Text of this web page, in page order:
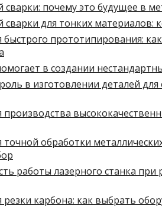
сварки: почему это будущее в
сварки для тонких материалов:
прототипирования:
в создании
в изготовлении деталей
производства
обработки
работы лазерного станка при
карбона: как выбрать